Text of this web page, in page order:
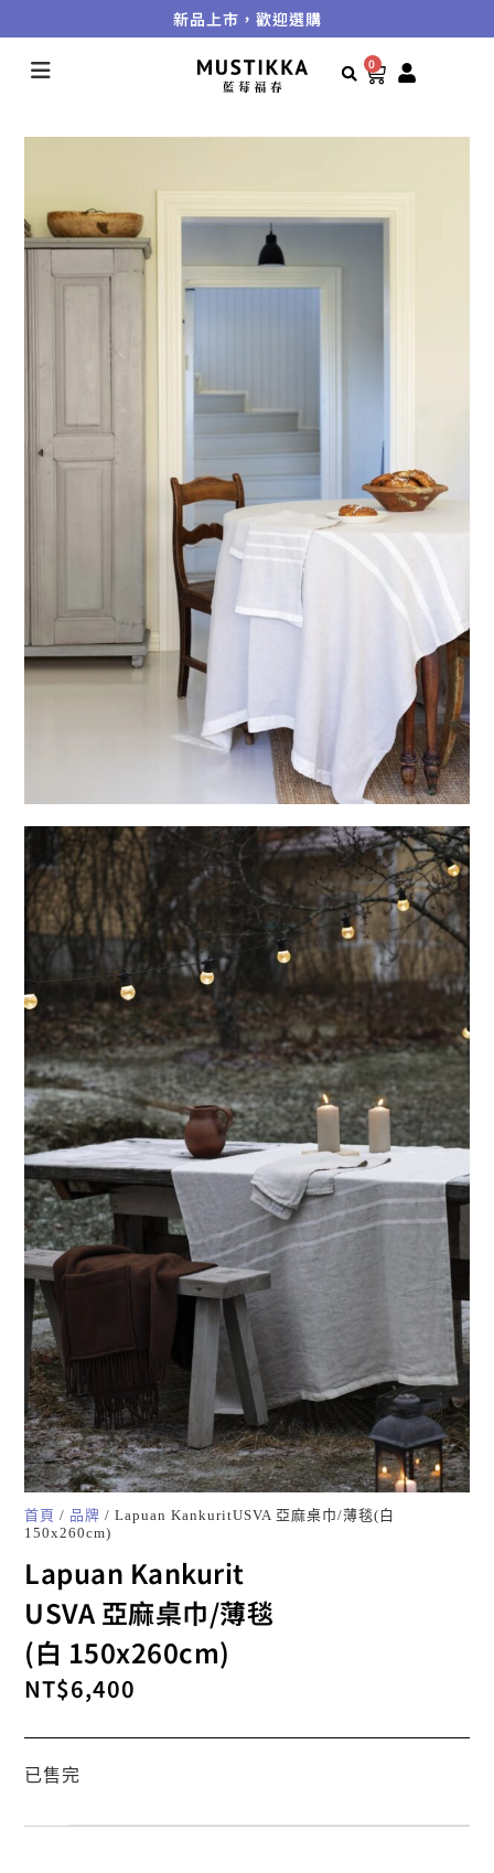
新品上市，歡迎選購
0
首頁 / 品牌 / Lapuan KankuritUSVA 亞麻桌巾/薄毯(白
150x260cm)
Lapuan Kankurit
USVA 亞麻桌巾/薄毯
(白 150x260cm)
NT$6,400
已售完